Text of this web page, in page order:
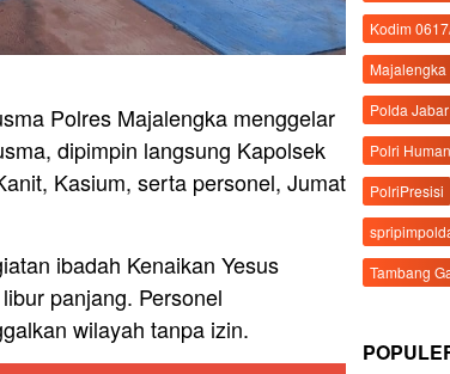
Polres Majalengka menggelar
dipimpin langsung Kapolsek
Kasium, serta personel, Jumat
ibadah Kenaikan Yesus
panjang. Personel
wilayah tanpa izin.
Kodim
Majalengka
Polda Jabar
Polri
PolriPresisi
Tambang